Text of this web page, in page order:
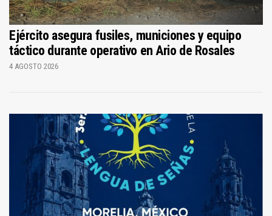
Ejército asegura fusiles, municiones y equipo
táctico durante operativo en Ario de Rosales
4 AGOSTO 2026